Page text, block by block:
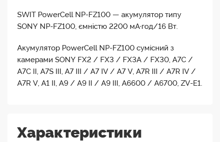
SWIT PowerCell NP-FZ100 — акумулятор типу
SONY NP-FZ100, ємністю 2200 мА·год/16 Вт.
Акумулятор PowerCell NP-FZ100 сумісний з
камерами SONY FX2 / FX3 / FX3A / FX30, A7C /
A7C II, A7S III, A7 III / A7 IV / A7 V, A7R III / A7R IV /
A7R V, A1 II, A9 / A9 II / A9 III, A6600 / A6700, ZV-E1.
Характеристики